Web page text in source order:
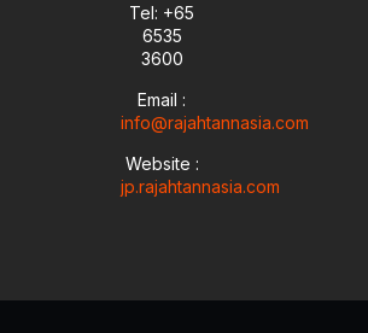
Tel: +65
6535
3600
Email :
info@rajahtannasia.com
Website :
jp.rajahtannasia.com